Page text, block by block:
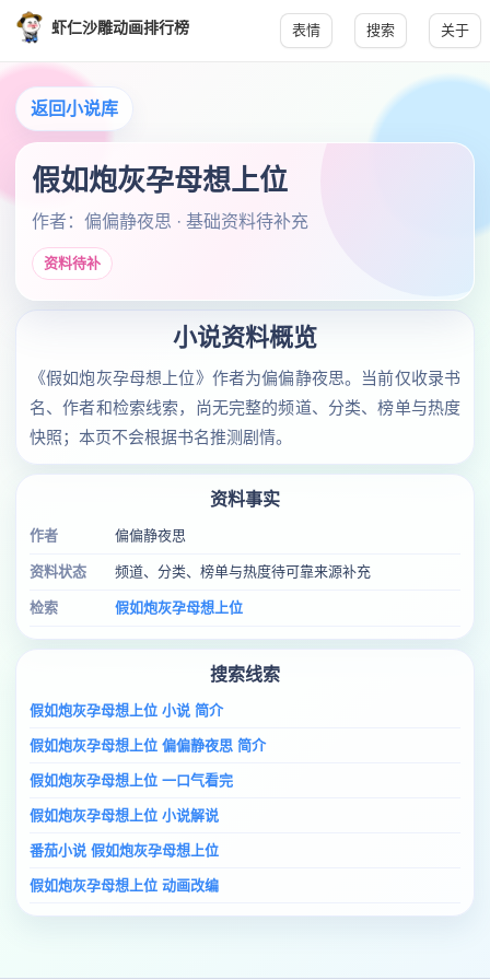
虾仁沙雕动画排行榜 表情 搜索 关于
返回小说库
假如炮灰孕母想上位
作者：偏偏静夜思 · 基础资料待补充
资料待补
小说资料概览
《假如炮灰孕母想上位》作者为偏偏静夜思。当前仅收录书
名、作者和检索线索，尚无完整的频道、分类、榜单与热度
快照；本页不会根据书名推测剧情。
资料事实
作者 偏偏静夜思
资料状态 频道、分类、榜单与热度待可靠来源补充
检索 假如炮灰孕母想上位
搜索线索
假如炮灰孕母想上位 小说 简介
假如炮灰孕母想上位 偏偏静夜思 简介
假如炮灰孕母想上位 一口气看完
假如炮灰孕母想上位 小说解说
番茄小说 假如炮灰孕母想上位
假如炮灰孕母想上位 动画改编